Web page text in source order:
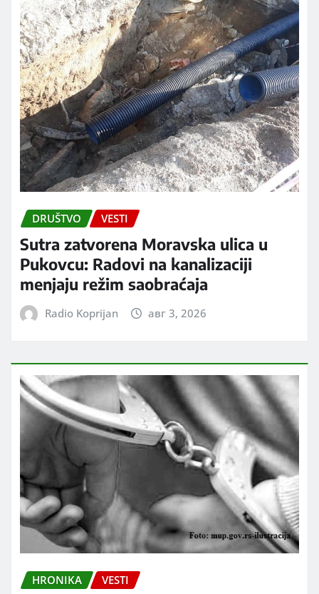
DRUŠTVO VESTI
Sutra zatvorena Moravska ulica u
Pukovcu: Radovi na kanalizaciji
menjaju režim saobraćaja
Radio Koprijan авг 3, 2026
HRONIKA VESTI